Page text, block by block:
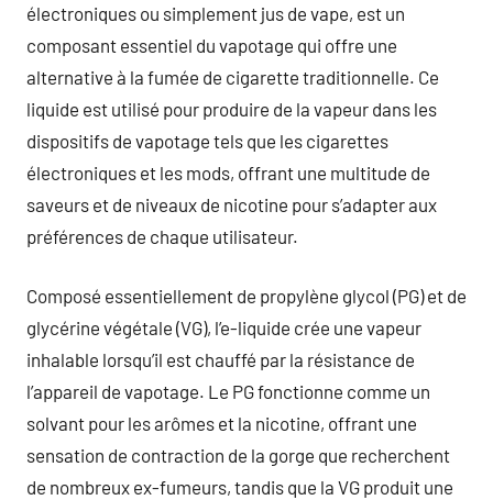
électroniques ou simplement jus de vape, est un
composant essentiel du vapotage qui offre une
alternative à la fumée de cigarette traditionnelle. Ce
liquide est utilisé pour produire de la vapeur dans les
dispositifs de vapotage tels que les cigarettes
électroniques et les mods, offrant une multitude de
saveurs et de niveaux de nicotine pour s’adapter aux
préférences de chaque utilisateur.
Composé essentiellement de propylène glycol (PG) et de
glycérine végétale (VG), l’e-liquide crée une vapeur
inhalable lorsqu’il est chauffé par la résistance de
l’appareil de vapotage. Le PG fonctionne comme un
solvant pour les arômes et la nicotine, offrant une
sensation de contraction de la gorge que recherchent
de nombreux ex-fumeurs, tandis que la VG produit une